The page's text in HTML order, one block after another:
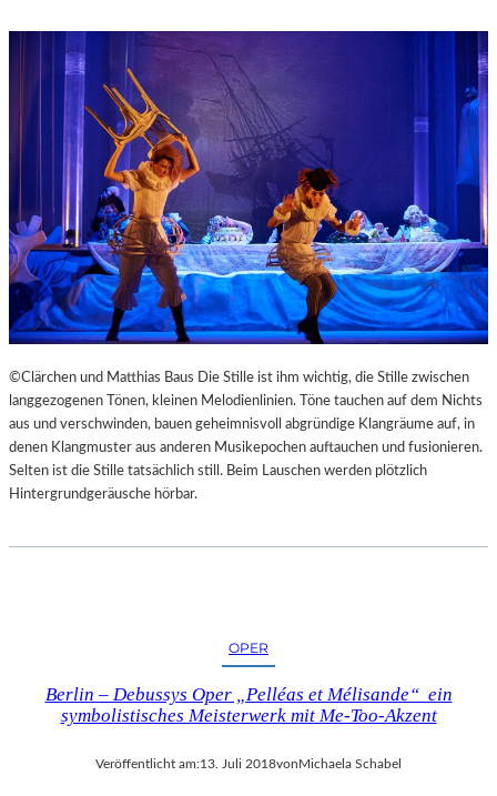
©Clärchen und Matthias Baus Die Stille ist ihm wichtig, die Stille zwischen
langgezogenen Tönen, kleinen Melodienlinien. Töne tauchen auf dem Nichts
aus und verschwinden, bauen geheimnisvoll abgründige Klangräume auf, in
denen Klangmuster aus anderen Musikepochen auftauchen und fusionieren.
Selten ist die Stille tatsächlich still. Beim Lauschen werden plötzlich
Hintergrundgeräusche hörbar.
OPER
Berlin – Debussys Oper „Pelléas et Mélisande“ ein
symbolistisches Meisterwerk mit Me-Too-Akzent
Veröffentlicht am:13. Juli 2018vonMichaela Schabel